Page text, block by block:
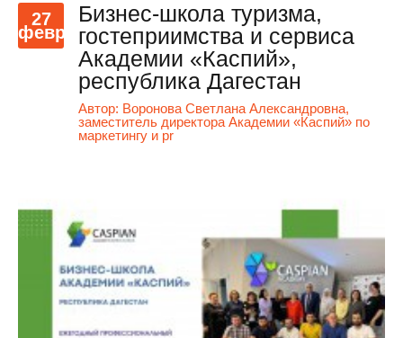
27
февр
Бизнес-школа туризма,
гостеприимства и сервиса
Академии «Каспий»,
республика Дагестан
Автор: Воронова Светлана Александровна,
заместитель директора Академии «Каспий» по
маркетингу и pr